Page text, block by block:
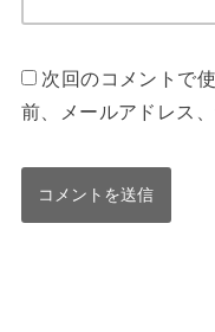
次回のコメントで
前、メールアドレス